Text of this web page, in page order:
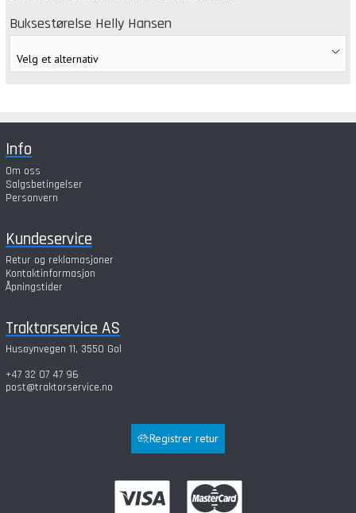
Buksestørelse Helly Hansen
Info
Om oss
Salgsbetingelser
Personvern
Kundeservice
Retur og reklamasjoner
Kontaktinformasjon
Åpningstider
Traktorservice AS
Husøynvegen 11, 3550 Gol
+47 32 07 47 96
post@traktorservice.no
Registrer retur